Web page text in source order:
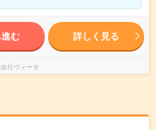
む 詳しく見る
社ヴィータ